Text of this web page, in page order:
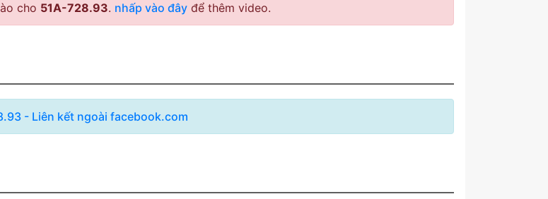
cho 51A-728.93. nhấp vào đâyđể thêm video.
- Liên kết ngoài facebook.com